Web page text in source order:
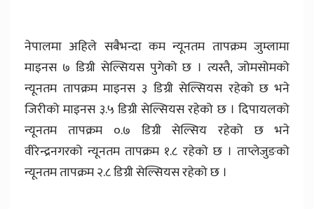
नेपालमा अहिले सबैभन्दा कम न्यूनतम तापक्रम जुम्लामा
माइनस ७ डिग्री सेल्सियस पुगेको छ । त्यस्तै, जोमसोमको
न्यूनतम तापक्रम माइनस ३ डिग्री सेल्सियस रहेको छ भने
जिरीको माइनस ३.५ डिग्री सेल्सियस रहेको छ । दिपायलको
न्यूनतम तापक्रम ०.७ डिग्री सेल्सिय रहेको छ भने
वीरेन्द्रनगरको न्यूनतम तापक्रम १.८ रहेको छ । ताप्लेजुङको
न्यूनतम तापक्रम २.८ डिग्री सेल्सियस रहेको छ ।